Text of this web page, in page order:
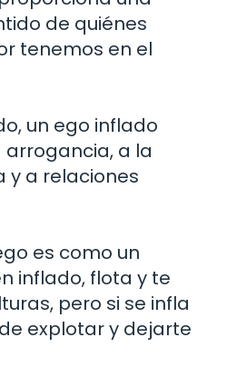
de quiénes
tenemos en el
un ego inflado
a la
a relaciones
es como un
inflado, flota y te
pero si se infla
explotar y dejarte